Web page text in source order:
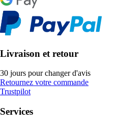
Livraison et retour
30 jours pour changer d'avis
Retournez votre commande
Trustpilot
Services